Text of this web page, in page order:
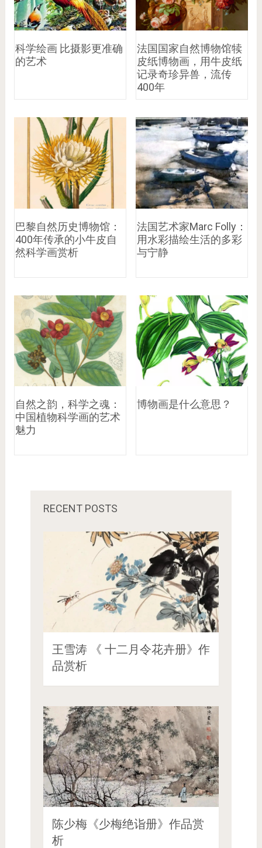
科学绘画 比摄影更准确
的艺术
法国国家自然博物馆犊
皮纸博物画，用牛皮纸
记录奇珍异兽，流传
400年
巴黎自然历史博物馆：
400年传承的小牛皮自
然科学画赏析
法国艺术家Marc Folly：
用水彩描绘生活的多彩
与宁静
自然之韵，科学之魂：
中国植物科学画的艺术
魅力
博物画是什么意思？
RECENT POSTS
王雪涛 《 十二月令花卉册》作
品赏析
陈少梅《少梅绝诣册》作品赏
析